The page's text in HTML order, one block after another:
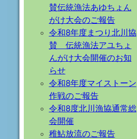
賛伝統漁法あゆちょん
がけ大会のご報告
令和8年度まつり北川協
賛 伝統漁法アユちょ
んがけ大会開催のお知
らせ
令和8年度マイストーン
作戦のご報告
令和8度北川漁協通常総
会開催
稚鮎放流のご報告